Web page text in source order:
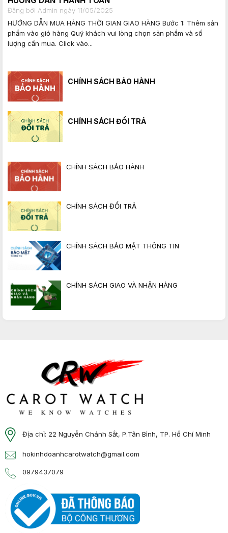
Đăng bởi Admin ngày 11/05/2025
HƯỚNG DẪN MUA HÀNG THỜI GIAN GIAO HÀNG Bước 1: Thêm sản
phẩm vào giỏ hàng Quý khách vui lòng chọn sản phẩm và số
lượng cần mua. Click vào...
CHÍNH SÁCH BẢO HÀNH
CHÍNH SÁCH ĐỔI TRẢ
CHÍNH SÁCH BẢO HÀNH
CHÍNH SÁCH ĐỔI TRẢ
CHÍNH SÁCH BẢO MẬT THÔNG TIN
CHÍNH SÁCH GIAO VÀ NHẬN HÀNG
Địa chỉ: 22 Nguyễn Chánh Sắt, P.Tân Bình, TP. Hồ Chí Minh
hokinhdoanhcarotwatch@gmail.com
0979437079